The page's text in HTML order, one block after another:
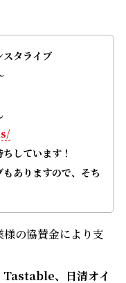
スタライブ
しています！
ありますので、そち
の協賛金により支
Tastable、日清オイ